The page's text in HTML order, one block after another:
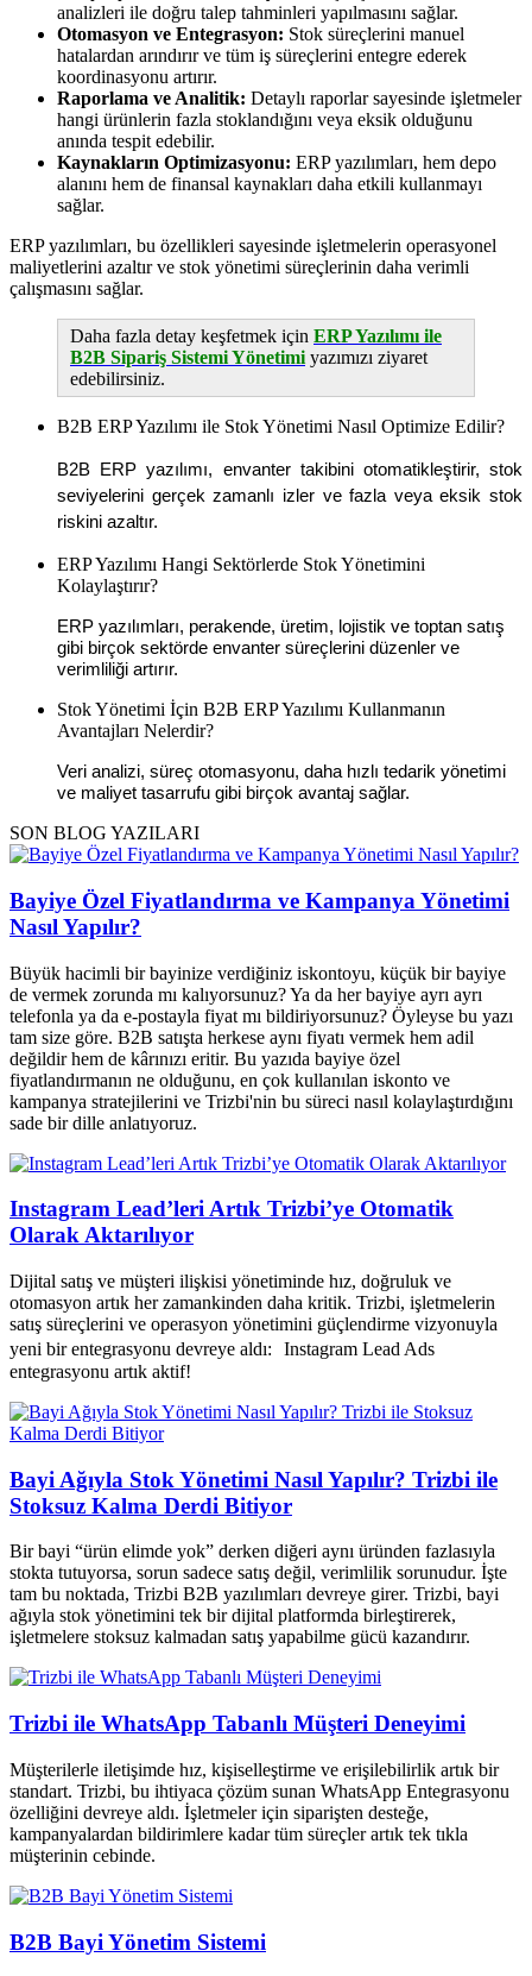
analizleri ile doğru talep tahminleri yapılmasını sağlar.
Otomasyon ve Entegrasyon: Stok süreçlerini manuel
hatalardan arındırır ve tüm iş süreçlerini entegre ederek
koordinasyonu artırır.
Raporlama ve Analitik: Detaylı raporlar sayesinde işletmeler
hangi ürünlerin fazla stoklandığını veya eksik olduğunu
anında tespit edebilir.
Kaynakların Optimizasyonu: ERP yazılımları, hem depo
alanını hem de finansal kaynakları daha etkili kullanmayı
sağlar.
ERP yazılımları, bu özellikleri sayesinde işletmelerin operasyonel
maliyetlerini azaltır ve stok yönetimi süreçlerinin daha verimli
çalışmasını sağlar.
Daha fazla detay keşfetmek için ERP Yazılımı ile
B2B Sipariş Sistemi Yönetimi yazımızı ziyaret
edebilirsiniz.
B2B ERP Yazılımı ile Stok Yönetimi Nasıl Optimize Edilir?
B2B ERP yazılımı, envanter takibini otomatikleştirir, stok
seviyelerini gerçek zamanlı izler ve fazla veya eksik stok
riskini azaltır.
ERP Yazılımı Hangi Sektörlerde Stok Yönetimini
Kolaylaştırır?
ERP yazılımları, perakende, üretim, lojistik ve toptan satış
gibi birçok sektörde envanter süreçlerini düzenler ve
verimliliği artırır.
Stok Yönetimi İçin B2B ERP Yazılımı Kullanmanın
Avantajları Nelerdir?
Veri analizi, süreç otomasyonu, daha hızlı tedarik yönetimi
ve maliyet tasarrufu gibi birçok avantaj sağlar.
SON BLOG YAZILARI
Bayiye Özel Fiyatlandırma ve Kampanya Yönetimi
Nasıl Yapılır?
Büyük hacimli bir bayinize verdiğiniz iskontoyu, küçük bir bayiye
de vermek zorunda mı kalıyorsunuz? Ya da her bayiye ayrı ayrı
telefonla ya da e-postayla fiyat mı bildiriyorsunuz? Öyleyse bu yazı
tam size göre. B2B satışta herkese aynı fiyatı vermek hem adil
değildir hem de kârınızı eritir. Bu yazıda bayiye özel
fiyatlandırmanın ne olduğunu, en çok kullanılan iskonto ve
kampanya stratejilerini ve Trizbi'nin bu süreci nasıl kolaylaştırdığını
sade bir dille anlatıyoruz.
Instagram Lead’leri Artık Trizbi’ye Otomatik
Olarak Aktarılıyor
Dijital satış ve müşteri ilişkisi yönetiminde hız, doğruluk ve
otomasyon artık her zamankinden daha kritik. Trizbi, işletmelerin
satış süreçlerini ve operasyon yönetimini güçlendirme vizyonuyla
yeni bir entegrasyonu devreye aldı: Instagram Lead Ads
entegrasyonu artık aktif!
Bayi Ağıyla Stok Yönetimi Nasıl Yapılır? Trizbi ile
Stoksuz Kalma Derdi Bitiyor
Bir bayi “ürün elimde yok” derken diğeri aynı üründen fazlasıyla
stokta tutuyorsa, sorun sadece satış değil, verimlilik sorunudur. İşte
tam bu noktada, Trizbi B2B yazılımları devreye girer. Trizbi, bayi
ağıyla stok yönetimini tek bir dijital platformda birleştirerek,
işletmelere stoksuz kalmadan satış yapabilme gücü kazandırır.
Trizbi ile WhatsApp Tabanlı Müşteri Deneyimi
Müşterilerle iletişimde hız, kişiselleştirme ve erişilebilirlik artık bir
standart. Trizbi, bu ihtiyaca çözüm sunan WhatsApp Entegrasyonu
özelliğini devreye aldı. İşletmeler için siparişten desteğe,
kampanyalardan bildirimlere kadar tüm süreçler artık tek tıkla
müşterinin cebinde.
B2B Bayi Yönetim Sistemi